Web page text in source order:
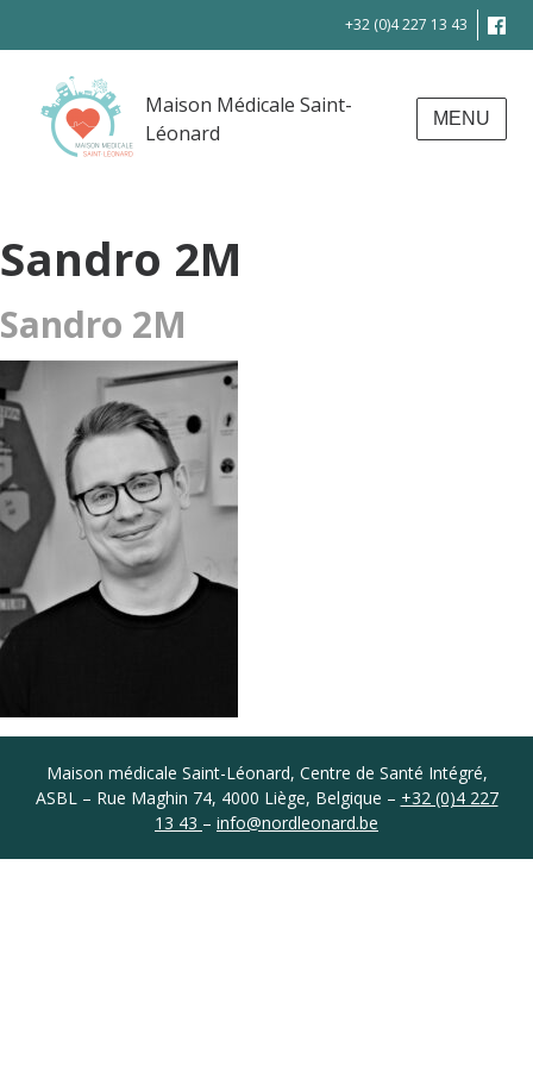
Maison Médicale Saint-
Léonard
+32 (0)4 227 13 43
MENU
Sandro 2M
Sandro 2M
Coordonnées
Maison médicale Saint-Léonard, Centre de Santé Intégré,
ASBL – Rue Maghin 74, 4000 Liège, Belgique – +32 (0)4 227
13 43 – info@nordleonard.be